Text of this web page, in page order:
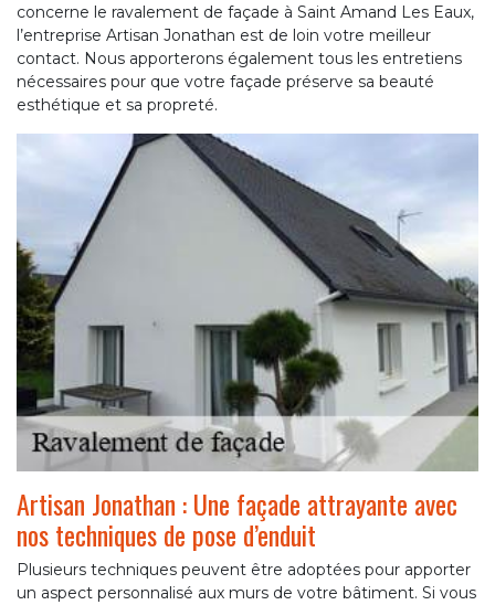
concerne le ravalement de façade à Saint Amand Les Eaux,
l’entreprise Artisan Jonathan est de loin votre meilleur
contact. Nous apporterons également tous les entretiens
nécessaires pour que votre façade préserve sa beauté
esthétique et sa propreté.
Artisan Jonathan : Une façade attrayante avec
nos techniques de pose d’enduit
Plusieurs techniques peuvent être adoptées pour apporter
un aspect personnalisé aux murs de votre bâtiment. Si vous